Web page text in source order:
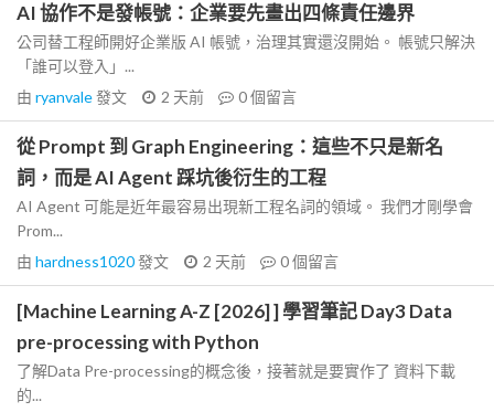
AI 協作不是發帳號：企業要先畫出四條責任邊界
公司替工程師開好企業版 AI 帳號，治理其實還沒開始。 帳號只解決
「誰可以登入」...
由 ryanvale發文 2 天前 0個留言
從 Prompt 到 Graph Engineering：這些不只是新名
詞，而是 AI Agent 踩坑後衍生的工程
AI Agent 可能是近年最容易出現新工程名詞的領域。 我們才剛學會
Prom...
由 hardness1020發文 2 天前 0個留言
[Machine Learning A-Z [2026] ] 學習筆記 Day3 Data
pre-processing with Python
了解Data Pre-processing的概念後，接著就是要實作了 資料下載
的...